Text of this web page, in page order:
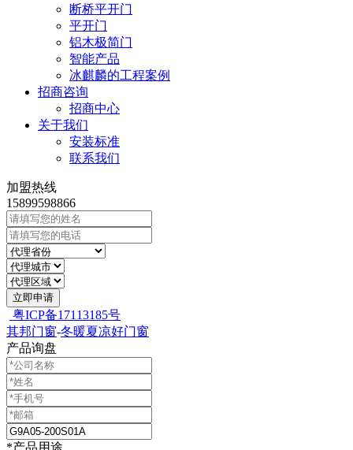
断桥平开门
平开门
铝木极简门
智能产品
冰麒麟的工程案例
招商咨询
招商中心
关于我们
安装标准
联系我们
加盟热线
15899598866
立即申请
粤ICP备17113185号
其邦门窗-冬暖夏凉好门窗
产品询盘
*产品用途